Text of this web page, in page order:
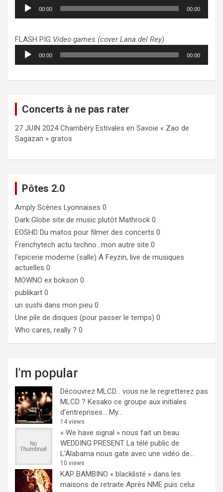
Lecteur
audio
00:00 00:00
FLASH PIG Video games (cover Lana del Rey)
Lecteur
audio
00:00 00:00
Concerts à ne pas rater
27 JUIN 2024 Chambéry Estivales en Savoie « Zao de
Sagazan » gratos
Pôtes 2.0
Amply Scènes Lyonnaises 0
Dark Globe site de music plutôt Mathrock 0
EOSHD Du matos pour filmer des concerts 0
Frenchytech actu techno…mon autre site 0
l'epicerie moderne (salle) A Feyzin, live de musiques
actuelles 0
MOWNO ex bokson 0
publikart 0
un sushi dans mon pieu 0
Une pile de disques (pour passer le temps) 0
Who cares, really ? 0
I'm popular
Découvrez MLCD… vous ne le regretterez pas
MLCD ? Kesako ce groupe aux initiales
d’entreprises… My...
14 views
« We have signal » nous fait un beau
WEDDING PRESENT La télé public de
L'Alabama nous gate avec une vidéo de...
10 views
KAP BAMBINO « blacklisté » dans les
maisons de retraite Après NME puis celui